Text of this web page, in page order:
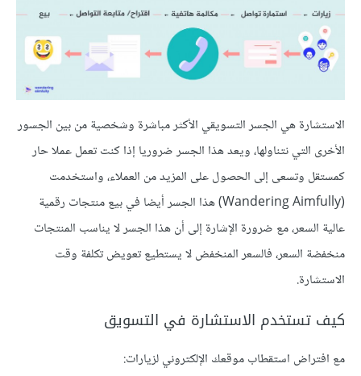
الاستشارة هي الجسر التسويقي الأكثر مباشرة وشخصية من بين الجسور
الأخرى التي نتناولها، ويعد هذا الجسر ضروريا إذا كنت تعمل عملا حار
كمستقل وتسعى إلى الحصول على المزيد من العملاء، واستخدمت
(Wandering Aimfully) هذا الجسر أيضا في بيع منتجات رقمية
عالية السعر، مع ضرورة الإشارة إلى أن هذا الجسر لا يناسب المنتجات
منخفضة السعر، فالسعر المنخفض لا يستطيع تعويض تكلفة وقت
الاستشارة.
كيف تستخدم الاستشارة في التسويق
مع افتراض استقطاب موقعك الإلكتروني لزيارات: